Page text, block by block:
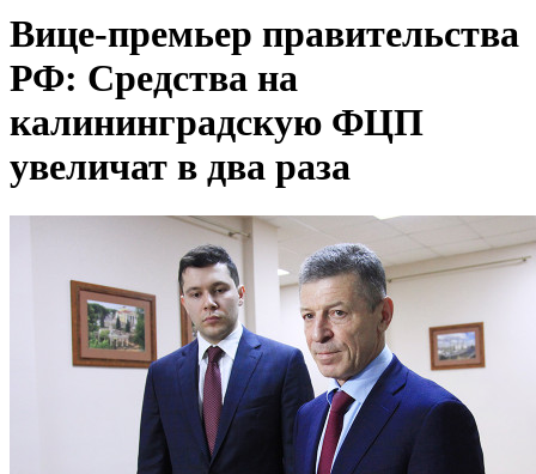
Вице-премьер правительства
РФ: Средства на
калининградскую ФЦП
увеличат в два раза